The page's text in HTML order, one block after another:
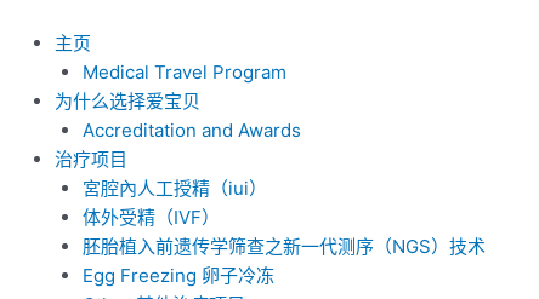
主页
Medical Travel Program
为什么选择爱宝贝
Accreditation and Awards
治疗项目
宮腔內人工授精（iui）
体外受精（IVF）
胚胎植入前遗传学筛查之新一代测序（NGS）技术
Egg Freezing 卵子冷冻